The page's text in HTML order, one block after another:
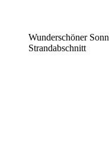
Wunderschöner
Strandabschnitt